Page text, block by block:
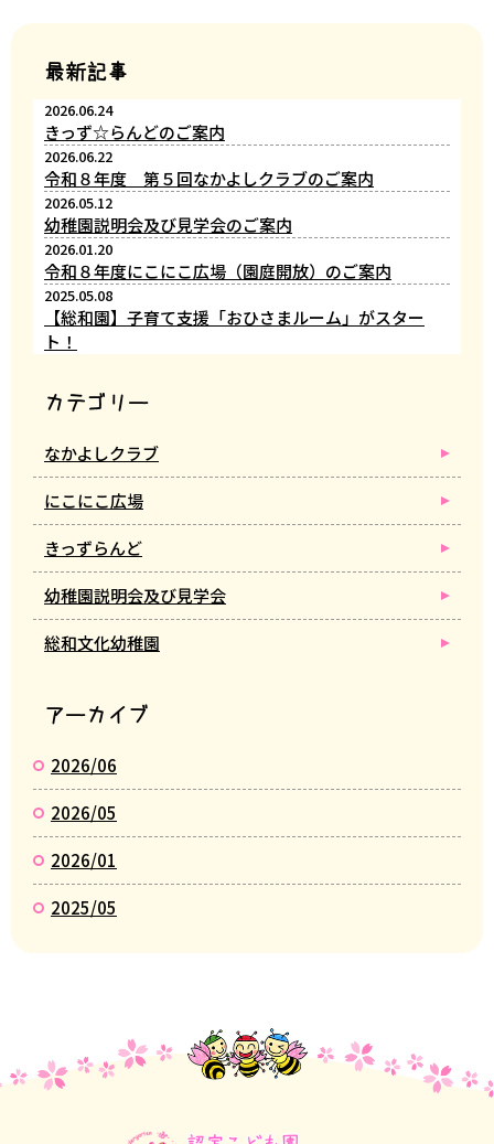
最新記事
2026.06.24
きっず☆らんどのご案内
2026.06.22
令和８年度 第５回なかよしクラブのご案内
2026.05.12
幼稚園説明会及び見学会のご案内
2026.01.20
令和８年度にこにこ広場（園庭開放）のご案内
2025.05.08
【総和園】子育て支援「おひさまルーム」がスター
ト！
カテゴリー
なかよしクラブ
にこにこ広場
きっずらんど
幼稚園説明会及び見学会
総和文化幼稚園
アーカイブ
2026/06
2026/05
2026/01
2025/05